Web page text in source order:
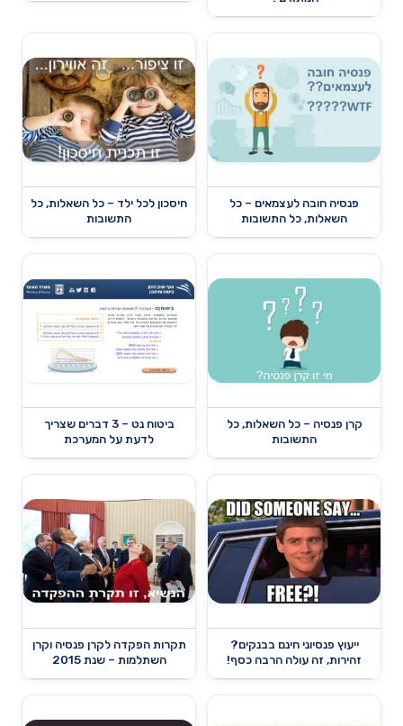
פנסיה חובה לעצמאים – כל
השאלות, כל התשובות
חיסכון לכל ילד – כל השאלות, כל
התשובות
קרן פנסיה – כל השאלות, כל
התשובות
ביטוח נט – 3 דברים שצריך
לדעת על המערכת
ייעוץ פנסיוני חינם בבנקים?
זהירות, זה עולה הרבה כסף!
תקרות הפקדה לקרן פנסיה וקרן
השתלמות – שנת 2015